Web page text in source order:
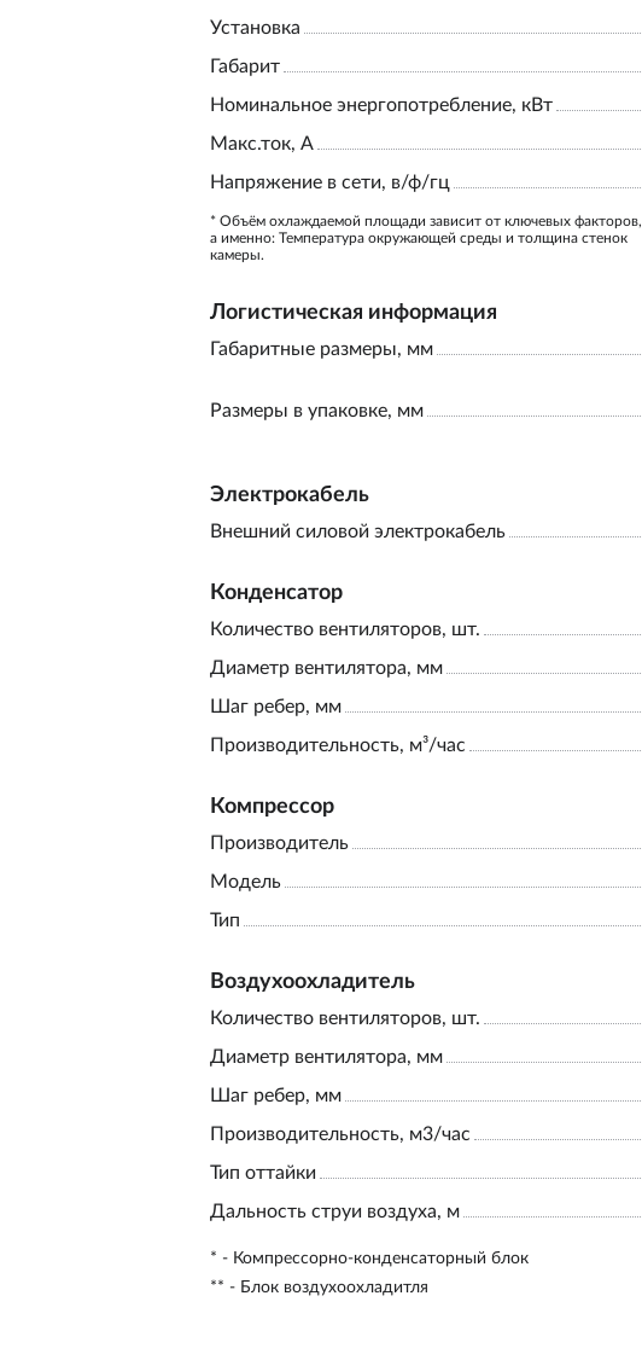
Установка
Габарит
Номинальное энергопотребление, кВт
Макс.ток, А
Напряжение в сети, в/ф/гц
* Объём охлаждаемой площади зависит от ключевых факторов,
а именно: Температура окружающей среды и толщина стенок
камеры.
Логистическая информация
Габаритные размеры, мм
Размеры в упаковке, мм
Электрокабель
Внешний силовой электрокабель
Конденсатор
Количество вентиляторов, шт.
Диаметр вентилятора, мм
Шаг ребер, мм
Производительность, м³/час
Компрессор
Производитель
Модель
Тип
Воздухоохладитель
Количество вентиляторов, шт.
Диаметр вентилятора, мм
Шаг ребер, мм
Производительность, м3/час
Тип оттайки
Дальность струи воздуха, м
* - Компрессорно-конденсаторный блок
** - Блок воздухоохладитля